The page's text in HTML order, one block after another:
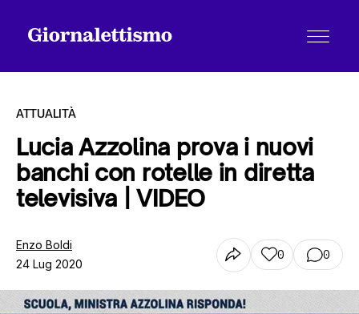
Tutti gli articoli
Chi siamo
Contatti
ATTUALITÀ
Lucia Azzolina prova i nuovi
banchi con rotelle in diretta
televisiva | VIDEO
Enzo Boldi
24 Lug 2020
0 0